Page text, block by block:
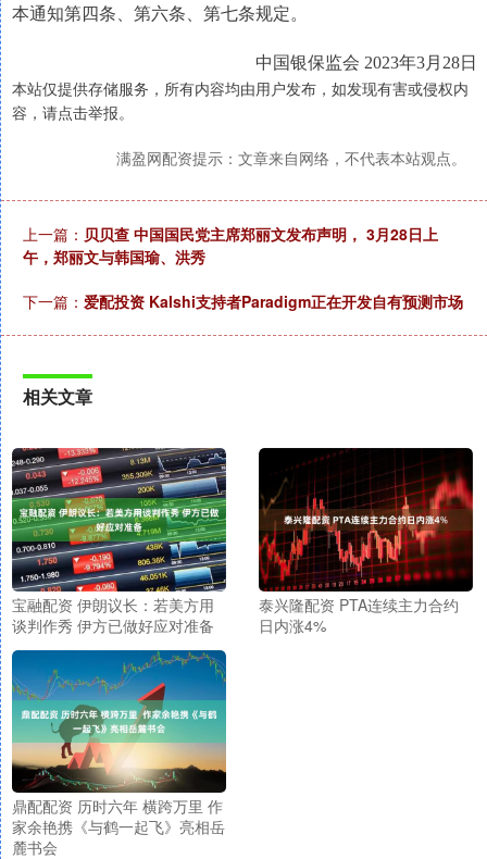
本通知第四条、第六条、第七条规定。
中国银保监会 2023年3月28日
本站仅提供存储服务，所有内容均由用户发布，如发现有害或侵权内
容，请点击举报。
满盈网配资提示：文章来自网络，不代表本站观点。
上一篇： 贝贝查 中国国民党主席郑丽文发布声明， 3月28日上
午，郑丽文与韩国瑜、洪秀
下一篇： 爱配投资 Kalshi支持者Paradigm正在开发自有预测市场
相关文章
宝融配资 伊朗议长：若美方用
谈判作秀 伊方已做好应对准备
泰兴隆配资 PTA连续主力合约
日内涨4%
鼎配配资 历时六年 横跨万里 作
家余艳携《与鹤一起飞》亮相岳
麓书会